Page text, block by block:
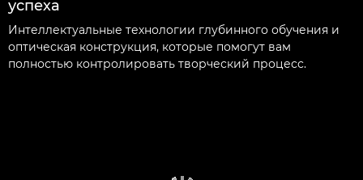
успеха
Интеллектуальные технологии глубинного обучения и
оптическая конструкция, которые помогут вам
полностью контролировать творческий процесс.